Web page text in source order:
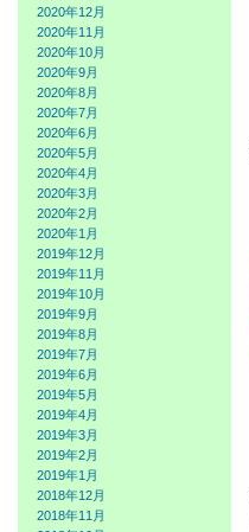
2020年12月
2020年11月
2020年10月
2020年9月
2020年8月
2020年7月
2020年6月
2020年5月
2020年4月
2020年3月
2020年2月
2020年1月
2019年12月
2019年11月
2019年10月
2019年9月
2019年8月
2019年7月
2019年6月
2019年5月
2019年4月
2019年3月
2019年2月
2019年1月
2018年12月
2018年11月